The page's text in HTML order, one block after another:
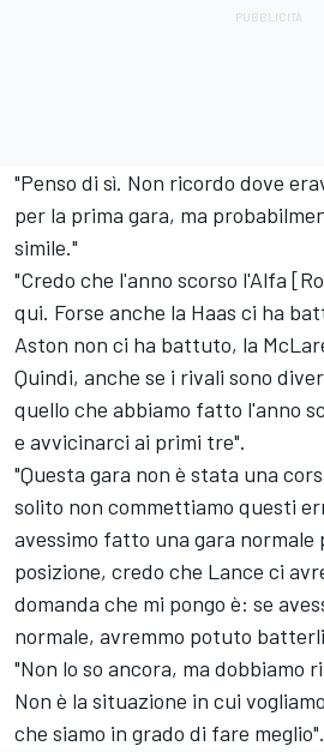
"Penso di sì. Non ricordo dove
per la prima gara, ma
simile."
"Credo che l'anno scorso l'Alfa
qui. Forse anche la Haas ci ha
Aston non ci ha battuto, la
Quindi, anche se i rivali sono
quello che abbiamo fatto l'anno
e avvicinarci ai primi tre".
"Questa gara non è stata una
solito non commettiamo questi
avessimo fatto una gara normale
posizione, credo che Lance ci
domanda che mi pongo è: se
normale, avremmo potuto
"Non lo so ancora, ma dobbiamo
Non è la situazione in cui
che siamo in grado di fare meglio".